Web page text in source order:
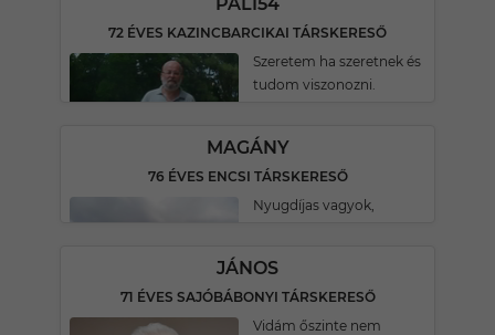
72 ÉVES KAZINCBARCIKAI TÁRSKERESŐ
Szeretem ha szeretnek és
tudom viszonozni.
MAGÁNY
76 ÉVES ENCSI TÁRSKERESŐ
Nyugdíjas vagyok,
JÁNOS
71 ÉVES SAJÓBÁBONYI TÁRSKERESŐ
Vidám őszinte nem